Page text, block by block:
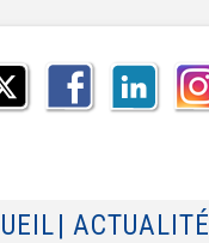
| ACTUALITÉ